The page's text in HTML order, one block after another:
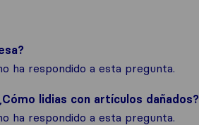
ha respondido a esta pregunta.
lidias con artículos dañados?
ha respondido a esta pregunta.